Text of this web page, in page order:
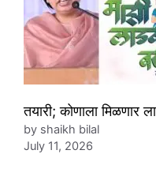
तयारी; कोणाला मिळणार
by shaikh bilal
July 11, 2026